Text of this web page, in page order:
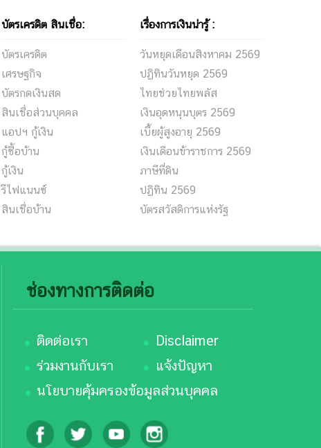
บัตรเครดิต สินเชื่อ:
บัตรเครดิต
เศรษฐกิจ
บัตรกดเงินสด
สินเชื่อส่วนบุคคล
แอปฯ กู้เงิน
กู้ซื้อบ้าน
กู้เงิน
รีไฟแนนซ์
สินเชื่อบ้าน
เรื่องการเงินน่ารู้ :
วันหยุดเดือนสิงหาคม 2569
ปฏิทินวันหยุด 2569
ไทยช่วยไทยพลัส
เงินอุดหนุนบุตร 2569
เบี้ยผู้สูงอายุ 2569
เงินเดือนข้าราชการ 2569
ภาษีที่ดิน
ปฏิทิน 2569
บัตรสวัสดิการแห่งรัฐ
ช่องทางการติดต่อ
ติดต่อเรา
Disclaimer
ร่วมงานกับเรา
แจ้งปัญหา
นโยบายคุ้มครองข้อมูลส่วนบุคคล